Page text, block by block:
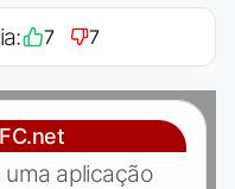
7 7
uma aplicação